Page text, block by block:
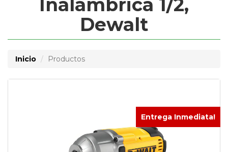
Inalámbrica 1/2,
Dewalt
Inicio Productos
Entrega Inmediata!